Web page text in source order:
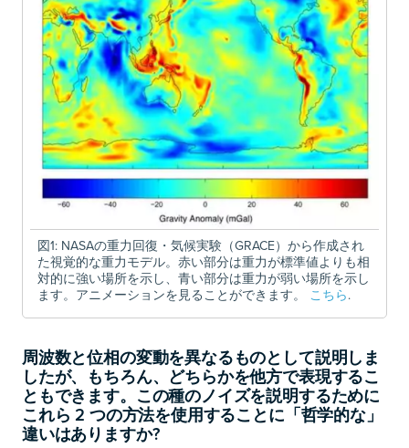
図1: NASAの重力回復・気候実験（GRACE）から作成され
た視覚的な重力モデル。赤い部分は重力が標準値よりも相
対的に強い場所を示し、青い部分は重力が弱い場所を示し
ます。アニメーションを見ることができます。 こちら.
周波数と位相の変動を異なるものとして説明しま
したが、もちろん、どちらかを他方で表現するこ
ともできます。この種のノイズを説明するために
これら 2 つの方法を使用することに「哲学的な」
違いはありますか?